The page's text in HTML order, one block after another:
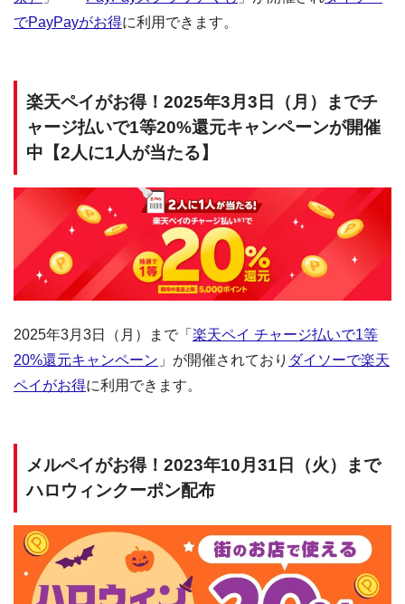
でPayPayがお得に利用できます。
楽天ペイがお得！2025年3月3日（月）までチ
ャージ払いで1等20%還元キャンペーンが開催
中【2人に1人が当たる】
2025年3月3日（月）まで「 楽天ペイ チャージ払いで1等
20%還元キャンペーン 」が開催されており ダイソーで楽天
ペイがお得に利用できます。
メルペイがお得！2023年10月31日（火）まで
ハロウィンクーポン配布